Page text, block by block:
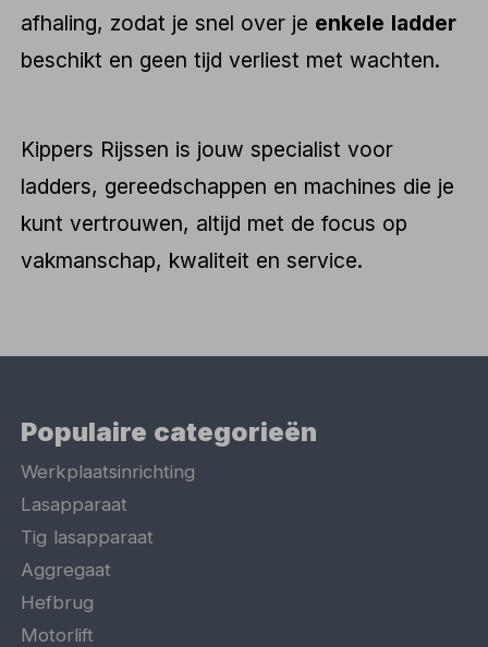
afhaling, zodat je snel over je enkele ladder
beschikt en geen tijd verliest met wachten.
Kippers Rijssen is jouw specialist voor
ladders, gereedschappen en machines die je
kunt vertrouwen, altijd met de focus op
vakmanschap, kwaliteit en service.
Populaire categorieën
Werkplaatsinrichting
Lasapparaat
Tig lasapparaat
Aggregaat
Hefbrug
Motorlift